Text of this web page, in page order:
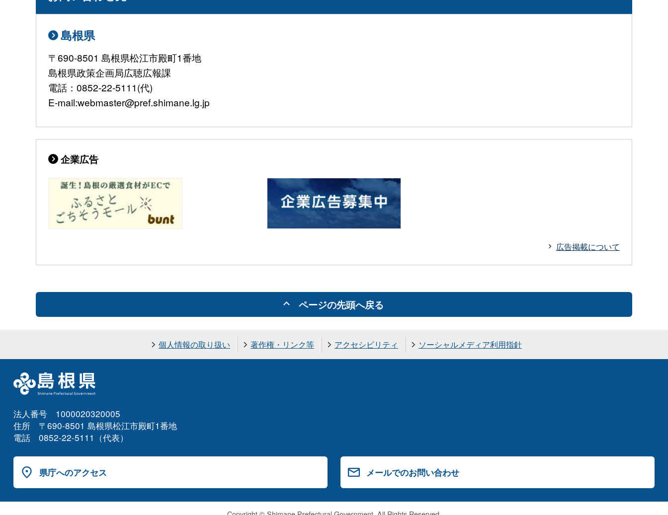
島根県
〒690-8501 島根県松江市殿町1番地
島根県政策企画局広聴広報課
電話：0852-22-5111(代)
E-mail:webmaster@pref.shimane.lg.jp
企業広告
広告掲載について
ページの先頭へ戻る
個人情報の取り扱い 著作権・リンク等 アクセシビリティ ソーシャルメディア利用指針
法人番号 1000020320005
住所 〒690-8501 島根県松江市殿町1番地
電話 0852-22-5111（代表）
県庁へのアクセス メールでのお問い合わせ